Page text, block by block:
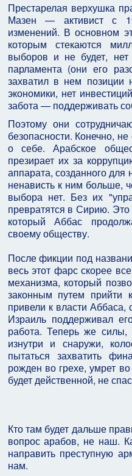
Престарелая верхушка
Мазен — активист с
изменений. В основном
которым стекаются
выборов и не будет, нет
парламента (они его
захватил в нем позиции
экономики, нет
забота — поддерживать
Поэтому они
безопасности. Конечно,
о себе. Арабское
презирает их за
аппарата, созданного
ненависть к ним больше,
выбора нет. Без их
превратятся в Сирию.
который Аббас
своему обществу.
После фикции под
весь этот фарс скорее
механизма, который
законным путем прийти
привели к власти Аббаса,
Израиль поддерживал
работа. Теперь же силы,
изнутри и снаружи,
пытаться захватить
рожден во грехе, умрет
будет действенной, не
Кто там будет дальше
вопрос арабов, не наш.
направить преступную
нам.